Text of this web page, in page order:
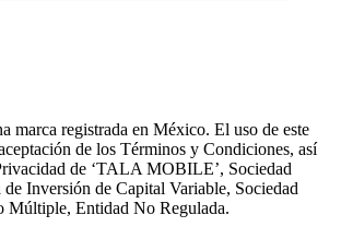
marca registrada en México. El uso de este
de los Términos y Condiciones, así
de ‘TALA MOBILE’, Sociedad
Inversión de Capital Variable, Sociedad
Múltiple, Entidad No Regulada.